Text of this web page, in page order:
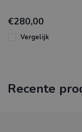
Het 6cm dikke acrylfiber
€280,00
Vergelijk
Recente